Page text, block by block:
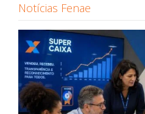
Notícias Fenae